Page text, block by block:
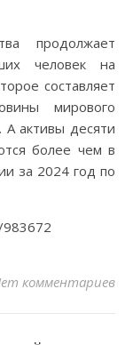
продолжает
человек на
составляет
мирового
активы десяти
более чем в
за 2024 год по
комментариев